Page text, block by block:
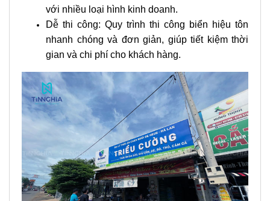
với nhiều loại hình kinh doanh.
Dễ thi công: Quy trình thi công biển hiệu tôn
nhanh chóng và đơn giản, giúp tiết kiệm thời
gian và chi phí cho khách hàng.